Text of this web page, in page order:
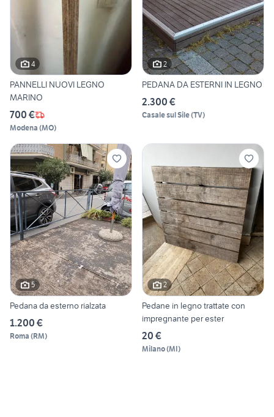
4
PANNELLI NUOVI LEGNO
MARINO
700 €
Modena (MO)
2
PEDANA DA ESTERNI IN LEGNO
2.300 €
Casale sul Sile(TV)
5
Pedana da esterno rialzata
1.200 €
Roma (RM)
2
Pedane in legno trattate con
impregnante per ester
20 €
Milano(MI)